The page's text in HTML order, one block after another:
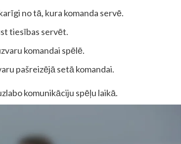
no tā, kura komanda servē.
tiesības servēt.
komandai spēlē.
pašreizējā setā komandai.
komunikāciju spēļu laikā.